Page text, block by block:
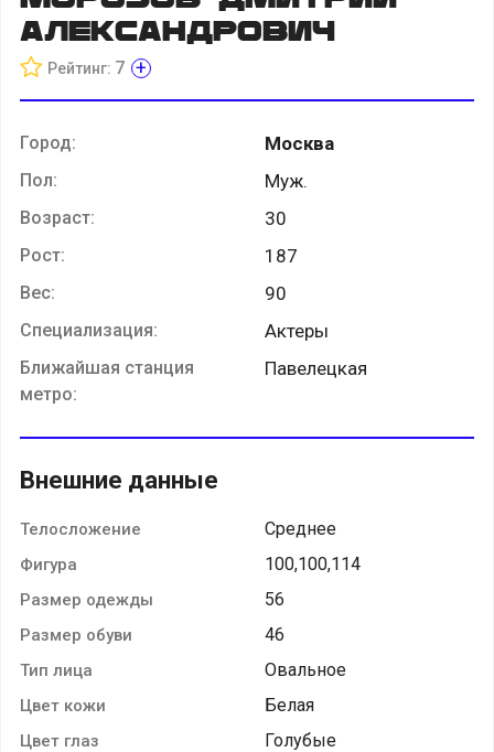
Александрович
Рейтинг: 7 +
Город: Москва
Пол: Муж.
Возраст: 30
Рост: 187
Вес: 90
Специализация: Актеры
Ближайшая станция
метро:
Павелецкая
Внешние данные
Телосложение Среднее
Фигура 100,100,114
Размер одежды 56
Размер обуви 46
Тип лица Овальное
Цвет кожи Белая
Цвет глаз Голубые